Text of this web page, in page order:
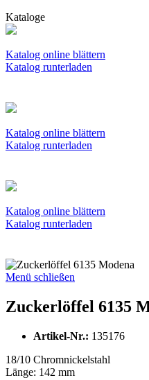
Kataloge
Katalog online blättern
Katalog runterladen
Katalog online blättern
Katalog runterladen
Katalog online blättern
Katalog runterladen
Menü schließen
Zuckerlöffel 6135
Artikel-Nr.: 135176
18/10 Chromnickelstahl
Länge: 142 mm